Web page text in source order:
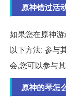
原神错过活
如果您在原神
以下方法: 参与
会,您可以参与
原神的琴怎